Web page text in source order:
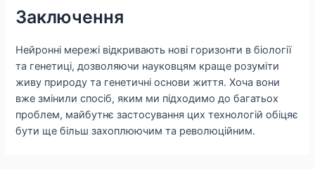
Заключення
Нейронні мережі відкривають нові горизонти в біології
та генетиці, дозволяючи науковцям краще розуміти
живу природу та генетичні основи життя. Хоча вони
вже змінили спосіб, яким ми підходимо до багатьох
проблем, майбутнє застосування цих технологій обіцяє
бути ще більш захоплюючим та революційним.